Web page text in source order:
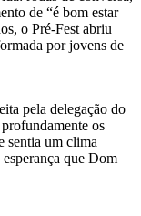
de “é bom estar
o Pré-Fest abriu
por jovens de
pela delegação do
os
sentia um clima
que Dom